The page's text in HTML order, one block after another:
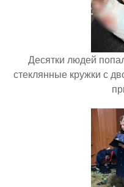
Десятки людей
стеклянные кружки с